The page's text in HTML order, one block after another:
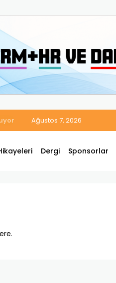
Tek Platformda Birleştirdi
Ağustos 7, 2026
Dergi Sponsorlar
.